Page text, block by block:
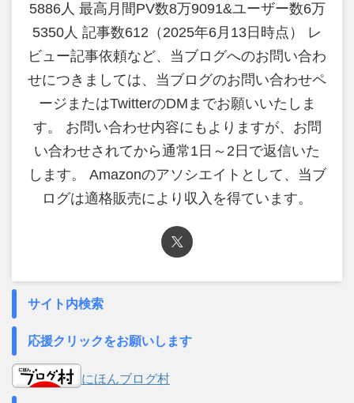
5886人 最高月間PV数8万9091&ユーザー数6万
5350人 記事数612（2025年6月13日時点） レ
ビュー記事依頼など、当ブログへのお問い合わ
せにつきましては、当ブログのお問い合わせペ
ージまたはTwitterのDMまでお願いいたしま
す。 お問い合わせ内容にもよりますが、お問
い合わせされてから通常1日～2日で返信いた
します。 Amazonのアソシエイトとして、当ブ
ログは適格販売により収入を得ています。
サイト内検索
応援クリックをお願いします
にほんブログ村